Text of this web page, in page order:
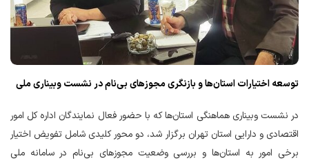
توسعه اختیارات استان‌ها و بازنگری مجوزهای بی‌نام در نشست وبیناری ملی
در نشست وبیناری هماهنگی استان‌ها که با حضور فعال نمایندگان اداره کل امور
اقتصادی و دارایی استان تهران برگزار شد، دو محور کلیدی شامل تفویض اختیار
برخی امور به استان‌ها و بررسی وضعیت مجوزهای بی‌نام در سامانه ملی